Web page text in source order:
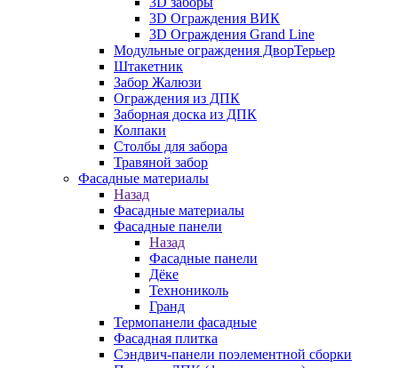
3D Ограждения ВИК
3D Ограждения Grand Line
Модульные ограждения ДворТерьер
Штакетник
Забор Жалюзи
Ограждения из ДПК
Заборная доска из ДПК
Колпаки
Столбы для забора
Травяной забор
Фасадные материалы
Назад
Фасадные материалы
Фасадные панели
Назад
Фасадные панели
Дёке
Технониколь
Гранд
Термопанели фасадные
Фасадная плитка
Сэндвич-панели поэлементной сборки